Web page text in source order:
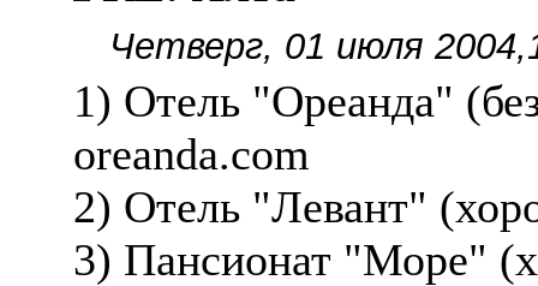
Четверг, 01 июля
1) Отель "Ореанда"
oreanda.com
2) Отель "Левант"
3) Пансионат "Море"